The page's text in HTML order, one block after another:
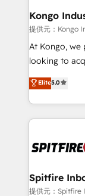
and overall
traditional methods. If you’re a
manager or
with generic
just like
throughout
enable sales
training to
Kongo
提供元：Kongo
At Kongo, we
looking to
leads. We
automation
and, deliver
Elite5.0
Spitfire
提供元：Spitfire